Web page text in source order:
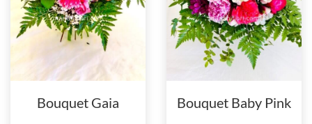
Bouquet Gaia Bouquet Baby Pink